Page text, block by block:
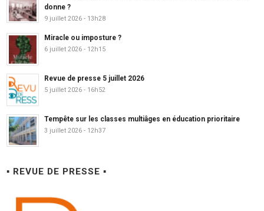
donne ?
9 juillet 2026 - 13h28
Miracle ou imposture ?
6 juillet 2026 - 12h15
Revue de presse 5 juillet 2026
5 juillet 2026 - 16h52
Tempête sur les classes multiâges en éducation prioritaire
3 juillet 2026 - 12h37
▪ REVUE DE PRESSE ▪